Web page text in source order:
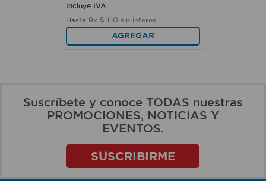
Incluye IVA
Hasta 9x $11 10 sin interés
AGREGAR
Suscríbete y conoce TODAS nuestras
PROMOCIONES, NOTICIAS Y
EVENTOS.
SUSCRIBIRME